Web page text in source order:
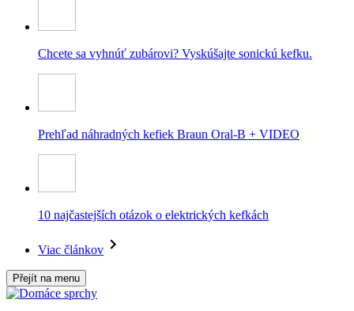
Chcete sa vyhnúť zubárovi? Vyskúšajte sonickú kefku.
Prehľad náhradných kefiek Braun Oral-B + VIDEO
10 najčastejších otázok o elektrických kefkách
Viac článkov
Přejít na menu